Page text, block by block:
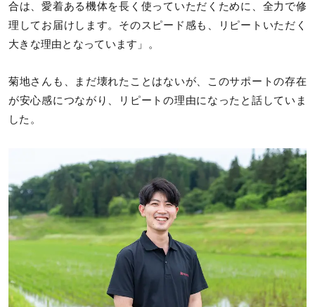
合は、愛着ある機体を長く使っていただくために、全力で修
理してお届けします。そのスピード感も、リピートいただく
大きな理由となっています」。
菊地さんも、まだ壊れたことはないが、このサポートの存在
が安心感につながり、リピートの理由になったと話していま
した。